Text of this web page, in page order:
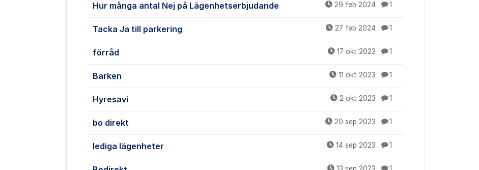
Hur många antal Nej på Lägenhetserbjudande 29 feb 2024 1
Tacka Ja till parkering 27 feb 2024 1
förråd 17 okt 2023 1
Barken 11 okt 2023 1
Hyresavi 2 okt 2023 1
bo direkt 20 sep 2023 1
lediga lägenheter 14 sep 2023 1